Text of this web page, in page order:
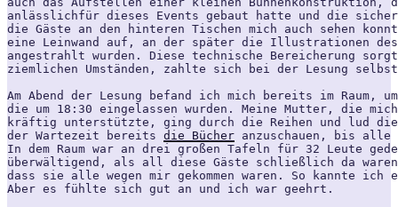
anlässlichfür dieses Events gebaut hatte und die
die Gäste an den hinteren Tischen mich auch sehen
eine Leinwand auf, an der später die Illustrationen des
angestrahlt wurden. Diese technische Bereicherung
ziemlichen Umständen, zahlte sich bei der Lesung
Am Abend der Lesung befand ich mich bereits im Raum,
die um 18:30 eingelassen wurden. Meine Mutter, die
kräftig unterstützte, ging durch die Reihen und lud die
der Wartezeit bereits die Bücher anzuschauen, bis
In dem Raum war an drei großen Tafeln für 32 Leute
überwältigend, als all diese Gäste schließlich da
dass sie alle wegen mir gekommen waren. So kannte
Aber es fühlte sich gut an und ich war geehrt.